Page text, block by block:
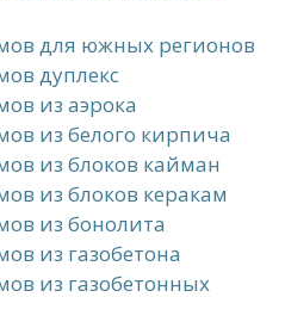
для южных регионов
дуплекс
из аэрока
из белого кирпича
из блоков кайман
из блоков керакам
из бонолита
из газобетона
из газобетонных